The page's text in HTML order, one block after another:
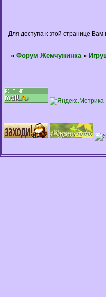
Для доступа к этой странице Вам
» Форум Жемчужинка »